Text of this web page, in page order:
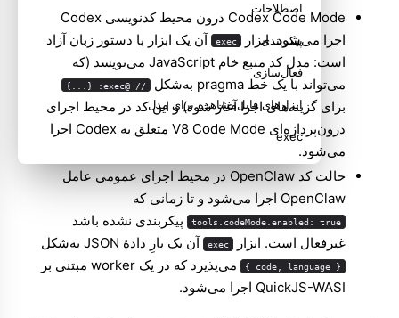
Codex Code Mode درون محیط کدنویسی Codex
اجرا می‌شود. ابزار
exec آن یک ابزار با دستور زبان آزاد
است: مدل کد منبع خام JavaScript می‌نویسد (که
می‌تواند با یک خط pragma به‌شکل
// @exec: {...}
برای گزینه‌های اجرا آغاز شود) و این کد در محیط اجرای
درون‌پردازه‌ای V8 Code Mode متعلق به Codex اجرا
می‌شود.
حالت کد OpenClaw در محیط اجرای عمومی عامل
OpenClaw اجرا می‌شود و تا زمانی که
tools.codeMode.enabled: true پیکربندی نشده باشد
غیرفعال است. ابزار
exec آن یک بارِ دادهٔ JSON به‌شکل
{ code, language }
می‌پذیرد که در یک worker مبتنی بر
QuickJS-WASI اجرا می‌شود.
اصطلاحات
پیکربندی
فعال‌سازی
ابزارهای قابل‌مشاهده برای مدل
exec
wait
API زمان اجرای مهمان
قراردادهای خروجی اعلام‌شده
فضاهای نام داخلی
چرخه عمر رجیستری